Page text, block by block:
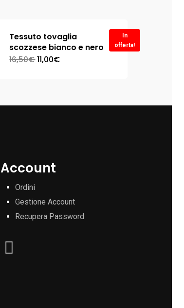
In
offerta!
Tessuto tovaglia
scozzese bianco e nero
16,50€11,00€
Account
Ordini
Gestione Account
Recupera Password